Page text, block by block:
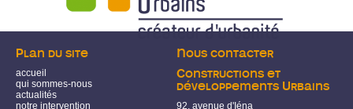
Plan du site
accueil
qui sommes-nous
actualités
notre intervention
Nous contacter
Constructions et
développements Urbains
92, avenue d'Iéna